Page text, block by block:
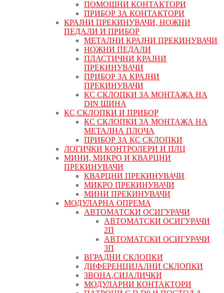
ПОМОШНИ КОНТАКТОРИ
ПРИБОР ЗА КОНТАКТОРИ
КРАЈНИ ПРЕКИНУВАЧИ, НОЖНИ
ПЕДАЛИ И ПРИБОР
МЕТАЛНИ КРАЈНИ ПРЕКИНУВАЧИ
НОЖНИ ПЕДАЛИ
ПЛАСТИЧНИ КРАЈНИ
ПРЕКИНУВАЧИ
ПРИБОР ЗА КРАЈНИ
ПРЕКИНУВАЧИ
КС СКЛОПКИ ЗА МОНТАЖА НА
DIN ШИНА
КС СКЛОПКИ И ПРИБОР
КС СКЛОПКИ ЗА МОНТАЖА НА
МЕТАЛНА ПЛОЧА
ПРИБОР ЗА КС СКЛОПКИ
ЛОГИЧКИ КОНТРОЛЕРИ И ПЛЦ
МИНИ, МИКРО И КВАРЦНИ
ПРЕКИНУВАЧИ
КВАРЦНИ ПРЕКИНУВАЧИ
МИКРО ПРЕКИНУВАЧИ
МИНИ ПРЕКИНУВАЧИ
МОДУЛАРНА ОПРЕМА
АВТОМАТСКИ ОСИГУРАЧИ
АВТОМАТСКИ ОСИГУРАЧИ
2П
АВТОМАТСКИ ОСИГУРАЧИ
3П
ВГРАДНИ СКЛОПКИ
ДИФЕРЕНЦИЈАЛНИ СКЛОПКИ
ЗВОНА,СИЈАЛИЧКИ
МОДУЛАРНИ КОНТАКТОРИ